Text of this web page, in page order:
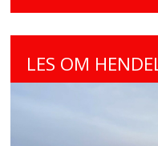
LES OM